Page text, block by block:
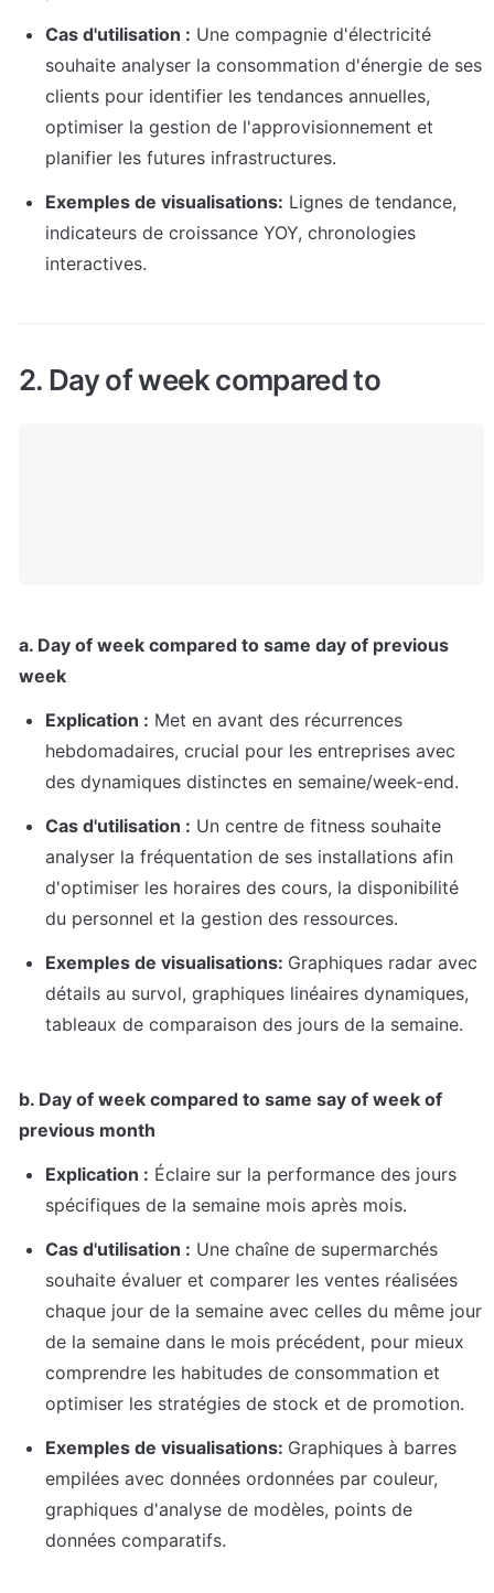
Cas d'utilisation : Une compagnie d'électricité
souhaite analyser la consommation d'énergie de ses
clients pour identifier les tendances annuelles,
optimiser la gestion de l'approvisionnement et
planifier les futures infrastructures.
Exemples de visualisations: Lignes de tendance,
indicateurs de croissance YOY, chronologies
interactives.
2. Day of week compared to
a. Day of week compared to same day of previous
week
Explication : Met en avant des récurrences
hebdomadaires, crucial pour les entreprises avec
des dynamiques distinctes en semaine/week-end.
Cas d'utilisation : Un centre de fitness souhaite
analyser la fréquentation de ses installations afin
d'optimiser les horaires des cours, la disponibilité
du personnel et la gestion des ressources.
Exemples de visualisations: Graphiques radar avec
détails au survol, graphiques linéaires dynamiques,
tableaux de comparaison des jours de la semaine.
b. Day of week compared to same say of week of
previous month
Explication : Éclaire sur la performance des jours
spécifiques de la semaine mois après mois.
Cas d'utilisation : Une chaîne de supermarchés
souhaite évaluer et comparer les ventes réalisées
chaque jour de la semaine avec celles du même jour
de la semaine dans le mois précédent, pour mieux
comprendre les habitudes de consommation et
optimiser les stratégies de stock et de promotion.
Exemples de visualisations: Graphiques à barres
empilées avec données ordonnées par couleur,
graphiques d'analyse de modèles, points de
données comparatifs.